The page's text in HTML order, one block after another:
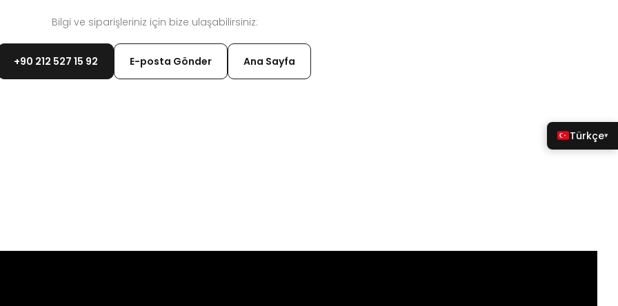
Bilgi ve siparişleriniz için bize ulaşabilirsiniz:
+90 212 527 15 92 E-posta Gönder Ana Sayfa
Türkçe▾